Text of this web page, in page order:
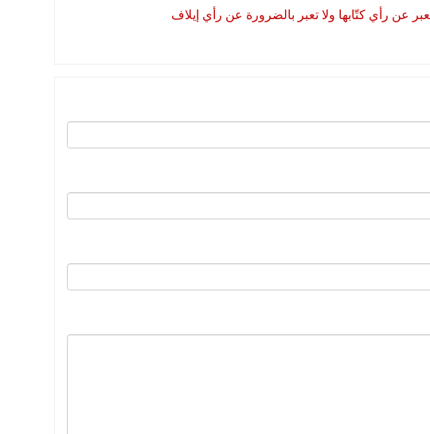
عن رأي كتّابها ولا تعبر بالضرورة عن رأي إيلاف